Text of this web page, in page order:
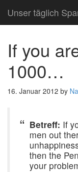
Unser täglich
If you
1000…
16. Januar 2012 by
Betreff: If
men out
then the
your